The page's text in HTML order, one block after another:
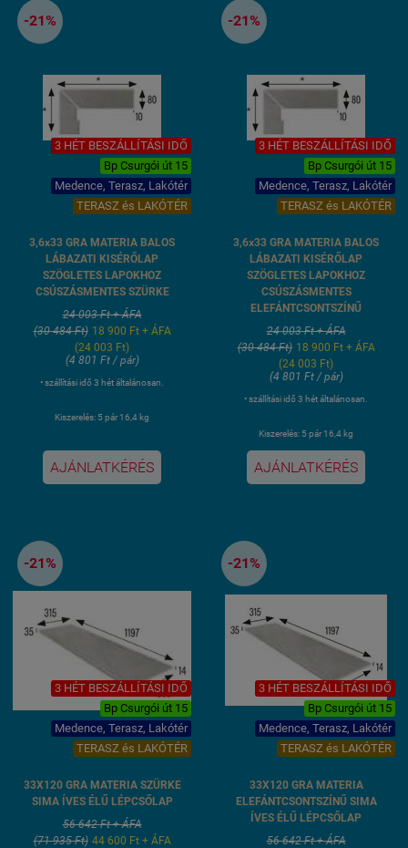
-21%
3 HÉT BESZÁLLÍTÁSI IDŐ
Bp Csurgói út 15
Medence, Terasz, Lakótér
TERASZ és LAKÓTÉR
3,6x33 GRA MATERIA BALOS
LÁBAZATI KISÉRŐLAP
SZÖGLETES LAPOKHOZ
CSÚSZÁSMENTES SZÜRKE
24 003 Ft + ÁFA
(30 484 Ft) 18 900 Ft + ÁFA
(24 003 Ft)
(4 801 Ft / pár)
• szállítási idő 3 hét általánosan.
Kiszerelés: 5 pár 16,4 kg
AJÁNLATKÉRÉS
-21%
3 HÉT BESZÁLLÍTÁSI IDŐ
Bp Csurgói út 15
Medence, Terasz, Lakótér
TERASZ és LAKÓTÉR
3,6x33 GRA MATERIA BALOS
LÁBAZATI KISÉRŐLAP
SZÖGLETES LAPOKHOZ
CSÚSZÁSMENTES
ELEFÁNTCSONTSZÍNŰ
24 003 Ft + ÁFA
(30 484 Ft) 18 900 Ft + ÁFA
(24 003 Ft)
(4 801 Ft / pár)
• szállítási idő 3 hét általánosan.
Kiszerelés: 5 pár 16,4 kg
AJÁNLATKÉRÉS
-21%
3 HÉT BESZÁLLÍTÁSI IDŐ
Bp Csurgói út 15
Medence, Terasz, Lakótér
TERASZ és LAKÓTÉR
33X120 GRA MATERIA SZÜRKE
SIMA ÍVES ÉLŰ LÉPCSŐLAP
56 642 Ft + ÁFA
(71 935 Ft) 44 600 Ft + ÁFA
-21%
3 HÉT BESZÁLLÍTÁSI IDŐ
Bp Csurgói út 15
Medence, Terasz, Lakótér
TERASZ és LAKÓTÉR
33X120 GRA MATERIA
ELEFÁNTCSONTSZÍNŰ SIMA
ÍVES ÉLŰ LÉPCSŐLAP
56 642 Ft + ÁFA